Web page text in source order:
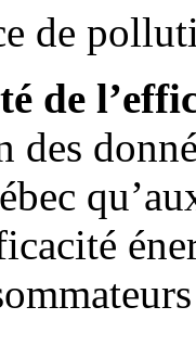
de
de
des